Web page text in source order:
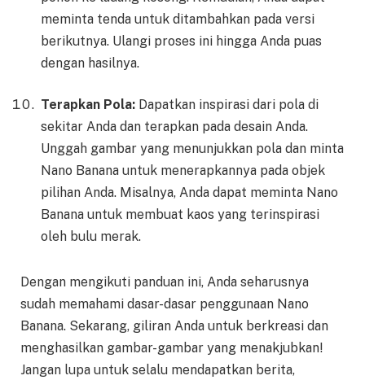
meminta tenda untuk ditambahkan pada versi
berikutnya. Ulangi proses ini hingga Anda puas
dengan hasilnya.
Terapkan Pola: Dapatkan inspirasi dari pola di
sekitar Anda dan terapkan pada desain Anda.
Unggah gambar yang menunjukkan pola dan minta
Nano Banana untuk menerapkannya pada objek
pilihan Anda. Misalnya, Anda dapat meminta Nano
Banana untuk membuat kaos yang terinspirasi
oleh bulu merak.
Dengan mengikuti panduan ini, Anda seharusnya
sudah memahami dasar-dasar penggunaan Nano
Banana. Sekarang, giliran Anda untuk berkreasi dan
menghasilkan gambar-gambar yang menakjubkan!
Jangan lupa untuk selalu mendapatkan berita,